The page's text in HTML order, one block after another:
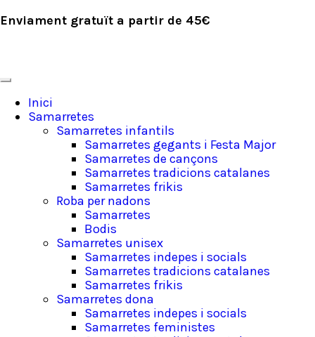
Enviament gratuït a partir de 45€
Inici
Samarretes
Samarretes infantils
Samarretes gegants i Festa Major
Samarretes de cançons
Samarretes tradicions catalanes
Samarretes frikis
Roba per nadons
Samarretes
Bodis
Samarretes unisex
Samarretes indepes i socials
Samarretes tradicions catalanes
Samarretes frikis
Samarretes dona
Samarretes indepes i socials
Samarretes feministes